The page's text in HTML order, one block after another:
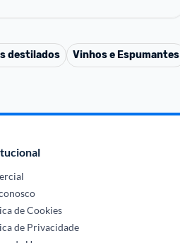
destilados Vinhos e Espumantes
de Cookies
de Privacidade